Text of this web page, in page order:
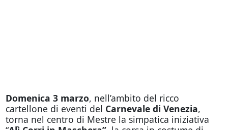
Domenica 3 marzo, nell’ambito del ricco
cartellone di eventi del Carnevale di Venezia,
torna nel centro di Mestre la simpatica iniziativa